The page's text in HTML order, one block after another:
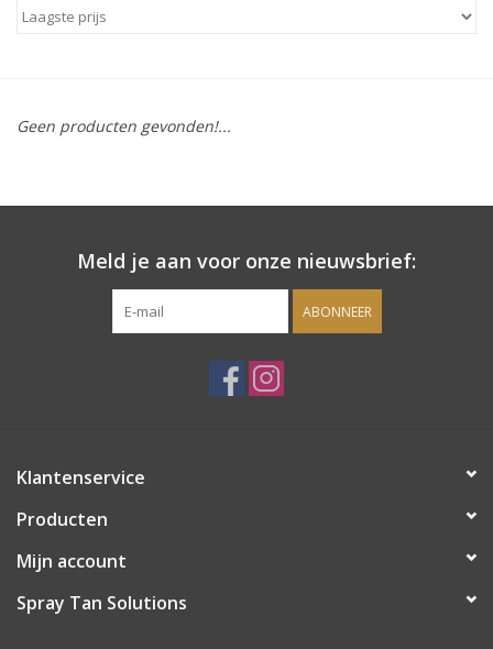
Selftan producten
Verzorging / Accessoires
Onderdelen
Ventilatoren / Afzuiging
adviesgesprek met ons!
Suntana
Geen producten gevonden!...
Meld je aan voor onze nieuwsbrief:
ABONNEER
Klantenservice
Producten
Mijn account
Spray Tan Solutions